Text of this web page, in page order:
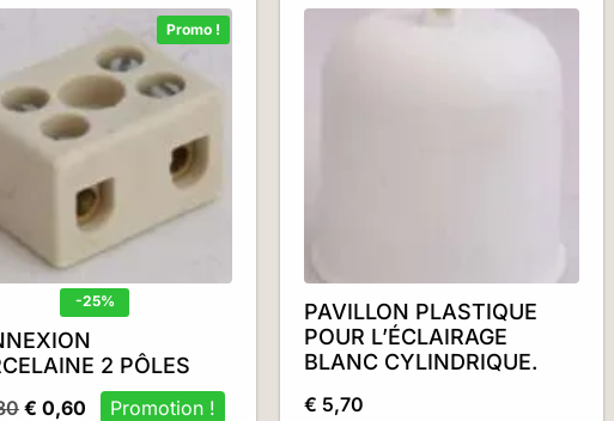
Promo !
-25%
2 PÔLES
€ 0,60
PAVILLON PLASTIQUE
POUR L’ÉCLAIRAGE
BLANC CYLINDRIQUE.
€ 5,70